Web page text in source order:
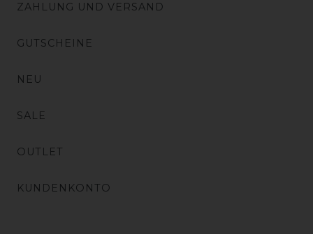
ZAHLUNG UND VERSAND
GUTSCHEINE
NEU
SALE
OUTLET
KUNDENKONTO